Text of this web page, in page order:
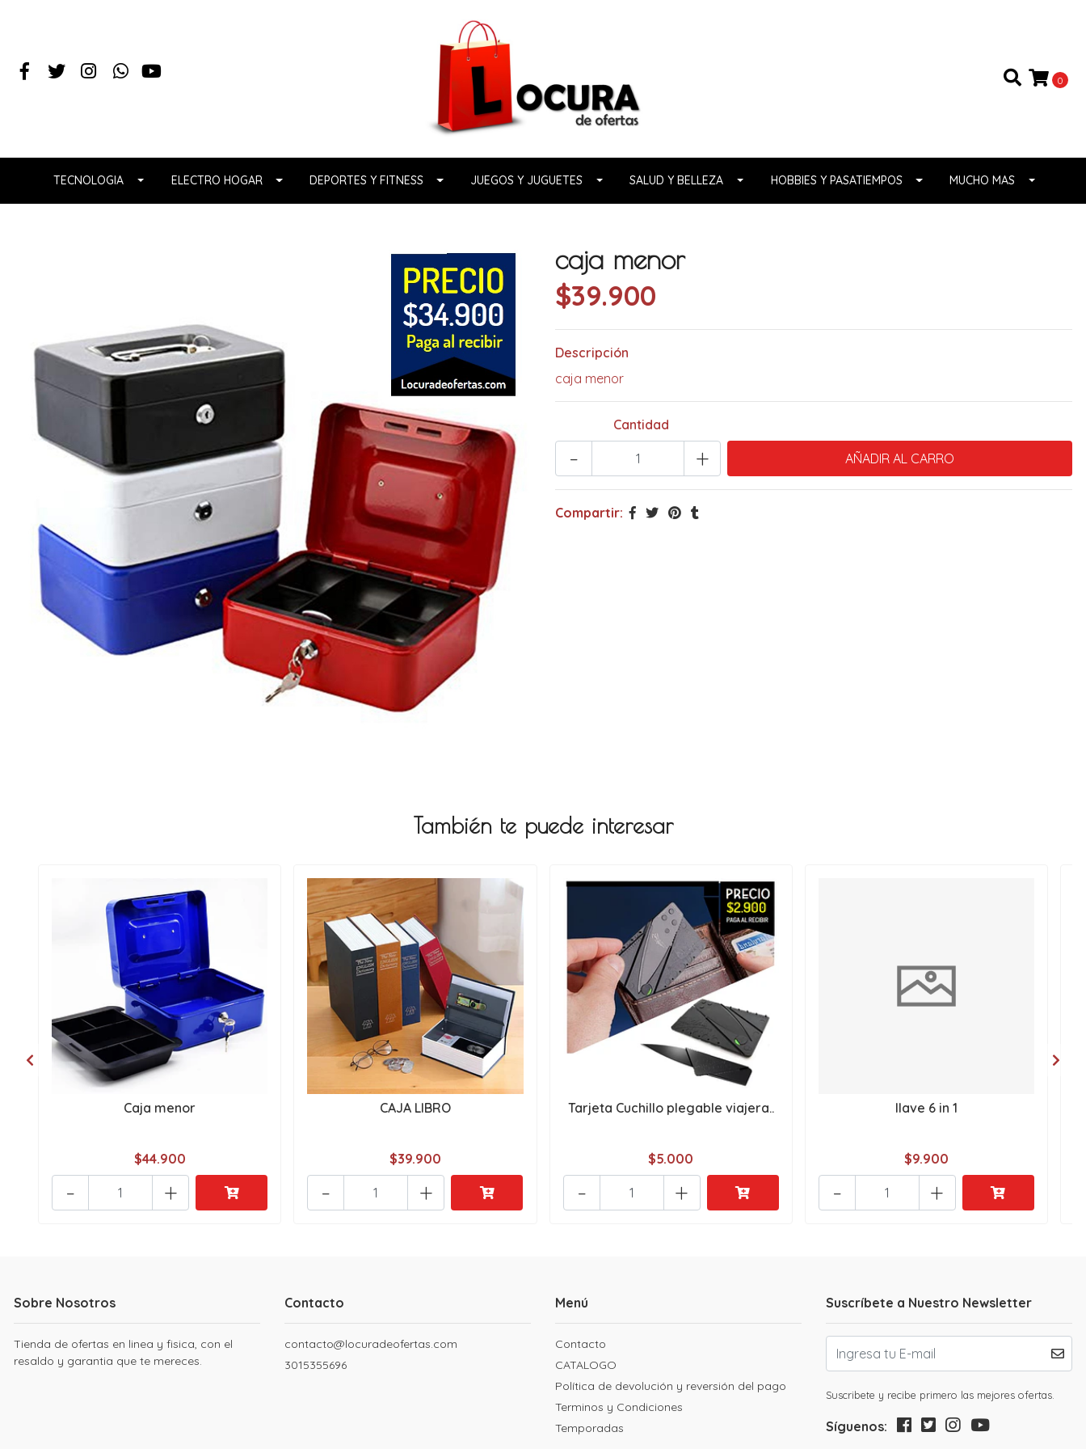
0
TECNOLOGIA ELECTRO HOGAR DEPORTES Y FITNESS JUEGOS Y JUGUETES SALUD Y BELLEZA HOBBIES Y PASATIEMPOS MUCHO MAS
caja menor
$39.900
Descripción
caja menor
Cantidad
+
-
Compartir:
También te puede interesar
Caja menor
$44.900
+
-
CAJA LIBRO
$39.900
+
-
Tarjeta Cuchillo plegable viajera..
$5.000
+
-
llave 6 in 1
$9.900
+
-
Sobre Nosotros
Tienda de ofertas en linea y fisica, con el
resaldo y garantia que te mereces.
Contacto
contacto@locuradeofertas.com
3015355696
Menú
Contacto
CATALOGO
Política de devolución y reversión del pago
Terminos y Condiciones
Temporadas
Suscríbete a Nuestro Newsletter
Suscribete y recibe primero las mejores ofertas.
Síguenos: